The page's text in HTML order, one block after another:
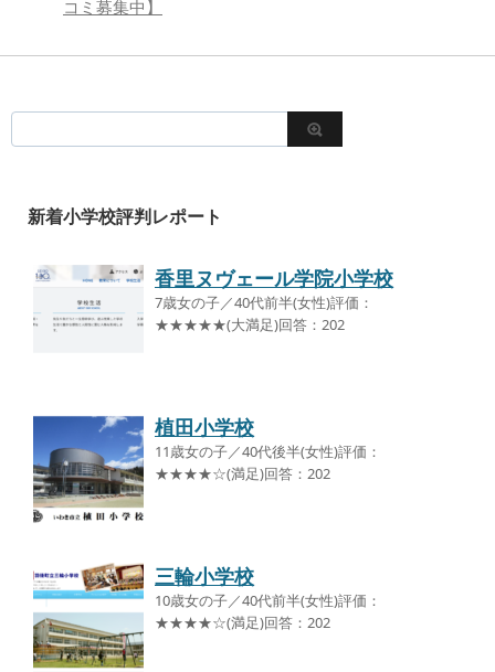
コミ募集中】
新着小学校評判レポート
香里ヌヴェール学院小学校
7歳女の子／40代前半(女性)評価：
★★★★★(大満足)回答：202
植田小学校
11歳女の子／40代後半(女性)評価：
★★★★☆(満足)回答：202
三輪小学校
10歳女の子／40代前半(女性)評価：
★★★★☆(満足)回答：202